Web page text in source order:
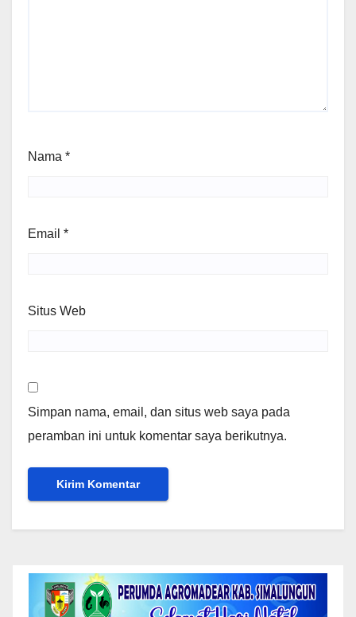
Nama *
Email *
Situs Web
Simpan nama, email, dan situs web saya pada
peramban ini untuk komentar saya berikutnya.